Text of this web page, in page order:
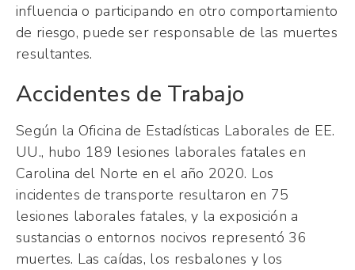
influencia o participando en otro comportamiento
de riesgo, puede ser responsable de las muertes
resultantes.
Accidentes de Trabajo
Según la Oficina de Estadísticas Laborales de EE.
UU., hubo 189 lesiones laborales fatales en
Carolina del Norte en el año 2020. Los
incidentes de transporte resultaron en 75
lesiones laborales fatales, y la exposición a
sustancias o entornos nocivos representó 36
muertes. Las caídas, los resbalones y los